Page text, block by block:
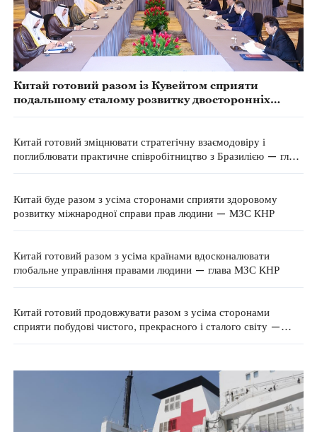
Китай готовий разом із Кувейтом сприяти
подальшому сталому розвитку двосторонніх
Китай готовий зміцнювати стратегічну взаємодовіру і
поглиблювати практичне співробітництво з Бразилією — глава
Китай буде разом з усіма сторонами сприяти здоровому
розвитку міжнародної справи прав людини — МЗС КНР
Китай готовий разом з усіма країнами вдосконалювати
глобальне управління правами людини — глава МЗС КНР
Китай готовий продовжувати разом з усіма сторонами
сприяти побудові чистого, прекрасного і сталого світу —